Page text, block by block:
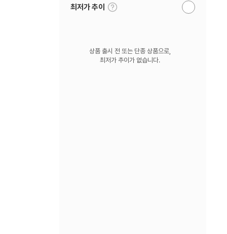
최저가 추이
툴
팁
알
상품 출시 전 또는 단종 상품으로,
최저가 추이가 없습니다.